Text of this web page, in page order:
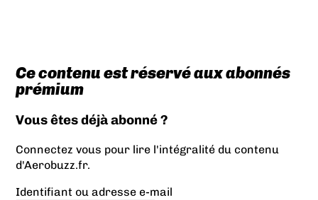
Ce contenu est réservé aux abonnés
prémium
Vous êtes déjà abonné ?
Connectez vous pour lire l'intégralité du contenu
d'Aerobuzz.fr.
Identifiant ou adresse e-mail